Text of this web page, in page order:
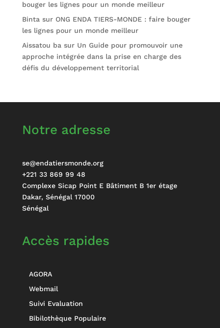
bouger les lignes pour un monde meilleur
Binta sur ONG ENDA TIERS-MONDE : faire bouger
les lignes pour un monde meilleur
Aissatou ba sur Un Guide pour promouvoir une
approche intégrée dans la prise en charge des
défis du développement territorial
Notre adresse
se@endatiersmonde.org
+221 33 869 99 48
Complexe Sicap Point E Bâtiment B 1er étage
Dakar, Sénégal 17000
Sénégal
Accès rapides
AGORA
Webmail
Suivi Evaluation
Bibilothèque Populaire